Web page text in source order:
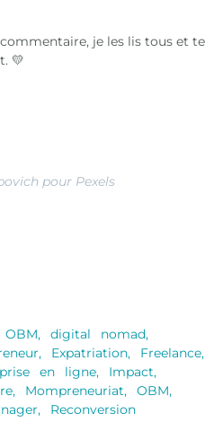
je les lis tous et te
💛
pour Pexels
OBM,digital nomad,
, Expatriation, Freelance,
en ligne, Impact,
, Mompreneuriat,OBM,
, Reconversion